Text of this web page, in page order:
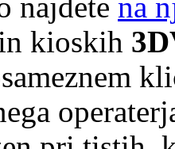
najdete na
kioskih